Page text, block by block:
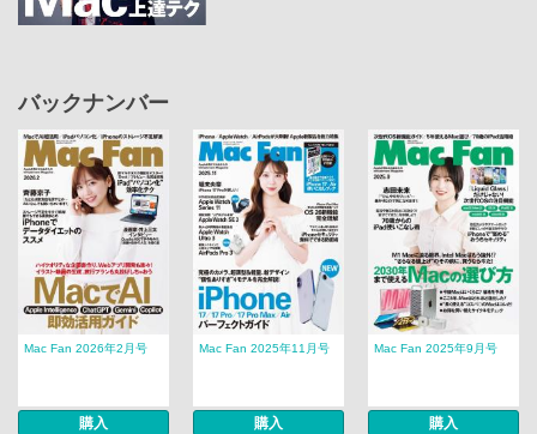
バックナンバー
Mac Fan 2026年2月号
購入
Mac Fan 2025年11月号
購入
Mac Fan 2025年9月号
購入